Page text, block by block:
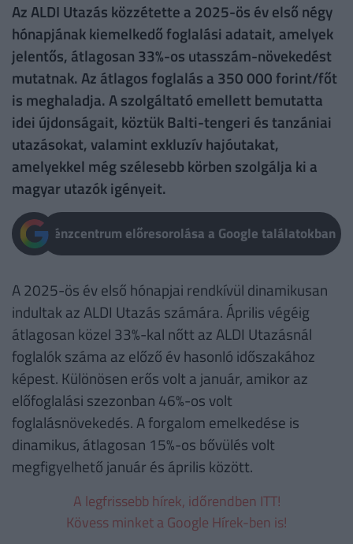
Az ALDI Utazás közzétette a 2025-ös év első négy
hónapjának kiemelkedő foglalási adatait, amelyek
jelentős, átlagosan 33%-os utasszám-növekedést
mutatnak. Az átlagos foglalás a 350 000 forint/főt
is meghaladja. A szolgáltató emellett bemutatta
idei újdonságait, köztük Balti-tengeri és tanzániai
utazásokat, valamint exkluzív hajóutakat,
amelyekkel még szélesebb körben szolgálja ki a
magyar utazók igényeit.
Pénzcentrum előresorolása a Google találatokban
A 2025-ös év első hónapjai rendkívül dinamikusan
indultak az ALDI Utazás számára. Április végéig
átlagosan közel 33%-kal nőtt az ALDI Utazásnál
foglalók száma az előző év hasonló időszakához
képest. Különösen erős volt a január, amikor az
előfoglalási szezonban 46%-os volt
foglalásnövekedés. A forgalom emelkedése is
dinamikus, átlagosan 15%-os bővülés volt
megfigyelhető január és április között.
A legfrissebb hírek, időrendben ITT!
Kövess minket a Google Hírek-ben is!